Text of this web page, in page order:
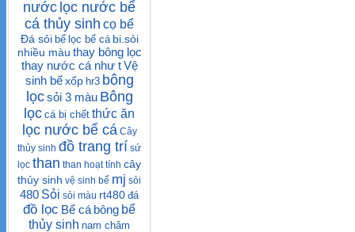
nước lọc nước bể
cá thủy sinh cọ bể
Đá sỏi bể lọc bể cá bi.sỏi
nhiều màu thay bông lọc
thay nước cá như t Vệ
sinh bể xốp hr3 bông
lọc sỏi 3 màu Bông
lọc cá bị chết thức ăn
lọc nước bể cá Cây
thủy sinh đồ trang trí sứ
lọc than than hoạt tính cây
thủy sinh vệ sinh bể mj sỏi
480 Sỏi sỏi màu rt480 đá
đồ lọc Bể cá bông bể
thủy sinh nam châm